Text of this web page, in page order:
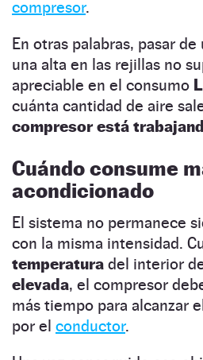
compresor.
En otras palabras, pasar
una alta en las rejillas no
apreciable en el consumo
cuánta cantidad de aire
compresor está
Cuándo consume
acondicionado
El sistema no permanece
con la misma intensidad.
temperatura del interior
elevada, el compresor
más tiempo para alcanzar
por el conductor.